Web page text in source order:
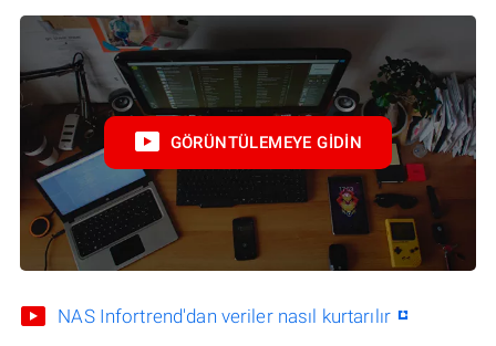
GÖRÜNTÜLEMEYE GIDIN
NAS Infortrend'dan veriler nasıl kurtarılır